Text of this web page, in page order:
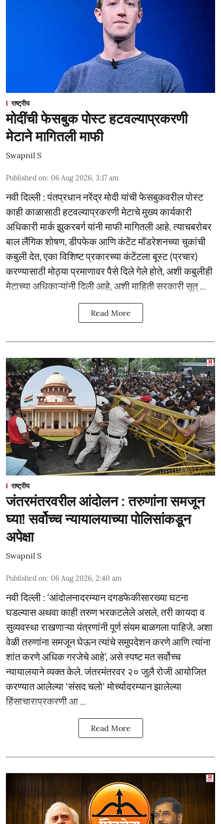
राष्ट्रीय
मोदींची फेसबुक पोस्ट हटवल्याप्रकरणी
मेटाने मागितली माफी
Swapnil S
Published on: 06 Aug 2026, 3:17 am
नवी दिल्ली : पंतप्रधान नरेंद्र मोदी यांची फेसबुकवरील पोस्ट
काही काळासाठी हटवल्याप्रकरणी मेटाचे मुख्य कार्यकारी
अधिकारी मार्क झुकरबर्ग यांनी माफी मागितली आहे. त्याचबरोबर
बाल लैंगिक शोषण, डीपफेक आणि कंटेंट मॉडरेशनच्या चुकांची
कबुली देत, एका विशिष्ट प्रकारच्या कंटेंटला बूस्ट (प्रचार)
करण्यासाठी मोठ्या प्रमाणावर पैसे दिले गेले होते, अशी कबुलीही
मेटाच्या अधिकाऱ्यांनी दिली आहे, अशी माहिती सरकारी सूत् ...
Read More
राष्ट्रीय
जंतरमंतरवरील आंदोलन : तरुणांना समजून
घ्या! सर्वोच्च न्यायालयाच्या पोलिसांकडून
अपेक्षा
Swapnil S
Published on: 06 Aug 2026, 2:40 am
नवी दिल्ली : ‘आंदोलनादरम्यान दगडफेकीसारख्या घटना
घडल्यास अथवा काही तरुण भरकटलेले असले, तरी कायदा व
सुव्यवस्था राखणाऱ्या यंत्रणांनी पूर्ण संयम बाळगला पाहिजे. अशा
वेळी तरुणांना समजून घेऊन त्यांचे समुपदेशन करणे आणि त्यांना
शांत करणे अधिक गरजेचे आहे’, असे स्पष्ट मत सर्वोच्च
न्यायालयाने व्यक्त केले. जंतरमंतरवर २० जुलै रोजी आयोजित
करण्यात आलेल्या 'संसद चलो' मोर्च्यादरम्यान झालेल्या
हिंसाचाराप्रकरणी आ ...
Read More